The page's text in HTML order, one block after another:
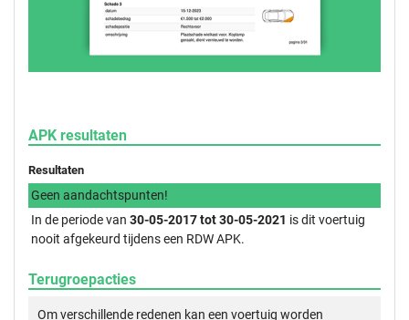
APK resultaten
Resultaten
Geen aandachtspunten!
In de periode van 30-05-2017 tot 30-05-2021 is dit voertuig
nooit afgekeurd tijdens een RDW APK.
Terugroepacties
Om verschillende redenen kan een voertuig worden